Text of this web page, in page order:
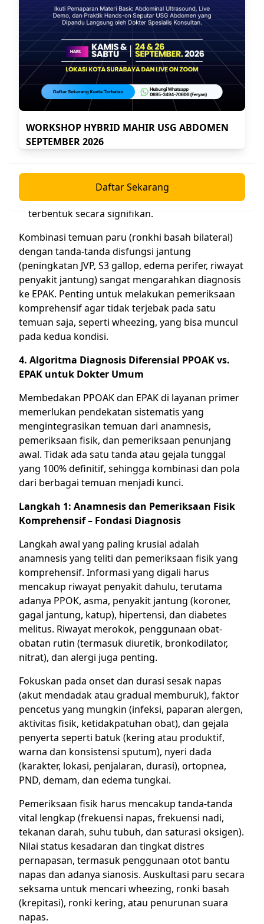
Pemeriksaan Jantung dan Vaskular:
ditemukan. Pada auskultasi jantung, dapat
terdengar S3 gallop (menandakan disfungsi
ventrikel kiri dan peningkatan tekanan
pengisian) atau murmur jantung baru (misalnya,
regurgitasi mitral akut akibat ruptur korda
yang sudah ada sebelumnya.
pada tungkai dan pergelangan kaki, sering
menyertai, meskipun pada EPAK yang sangat
akut, edema perifer mungkin belum sempat
terbentuk secara signifikan.
Kombinasi temuan paru (ronkhi basah bilateral)
dengan tanda-tanda disfungsi jantung
(peningkatan JVP, S3 gallop, edema perifer, riwayat
penyakit jantung) sangat mengarahkan diagnosis
ke EPAK. Penting untuk melakukan pemeriksaan
komprehensif agar tidak terjebak pada satu
temuan saja, seperti wheezing, yang bisa muncul
pada kedua kondisi.
4. Algoritma Diagnosis Diferensial PPOAK vs.
EPAK untuk Dokter Umum
Membedakan PPOAK dan EPAK di layanan primer
memerlukan pendekatan sistematis yang
mengintegrasikan temuan dari anamnesis,
pemeriksaan fisik, dan pemeriksaan penunjang
awal. Tidak ada satu tanda atau gejala tunggal
yang 100% definitif, sehingga kombinasi dan pola
dari berbagai temuan menjadi kunci.
Langkah 1: Anamnesis dan Pemeriksaan Fisik
Komprehensif – Fondasi Diagnosis
Langkah awal yang paling krusial adalah
anamnesis yang teliti dan pemeriksaan fisik yang
komprehensif. Informasi yang digali harus
mencakup riwayat penyakit dahulu, terutama
adanya PPOK, asma, penyakit jantung (koroner,
gagal jantung, katup), hipertensi, dan diabetes
melitus. Riwayat merokok, penggunaan obat-
obatan rutin (termasuk diuretik, bronkodilator,
nitrat), dan alergi juga penting.
Fokuskan pada onset dan durasi sesak napas
(akut mendadak atau gradual memburuk), faktor
pencetus yang mungkin (infeksi, paparan alergen,
aktivitas fisik, ketidakpatuhan obat), dan gejala
penyerta seperti batuk (kering atau produktif,
warna dan konsistensi sputum), nyeri dada
(karakter, lokasi, penjalaran, durasi), ortopnea,
PND, demam, dan edema tungkai.
Pemeriksaan fisik harus mencakup tanda-tanda
vital lengkap (frekuensi napas, frekuensi nadi,
tekanan darah, suhu tubuh, dan saturasi oksigen).
Nilai status kesadaran dan tingkat distres
pernapasan, termasuk penggunaan otot bantu
napas dan adanya sianosis. Auskultasi paru secara
seksama untuk mencari wheezing, ronki basah
(krepitasi), ronki kering, atau penurunan suara
napas.
WORKSHOP HYBRID MAHIR USG ABDOMEN
SEPTEMBER 2026
Daftar Sekarang